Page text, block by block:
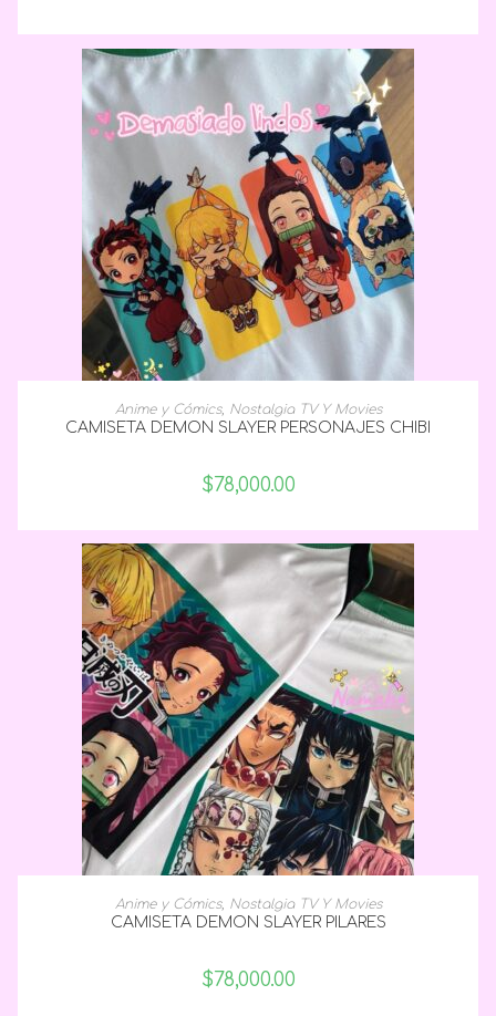
SELECCIONAR OPCIONES
Anime y Cómics, Nostalgia TV Y Movies
CAMISETA DEMON SLAYER PERSONAJES CHIBI
$78,000.00
SELECCIONAR OPCIONES
Anime y Cómics, Nostalgia TV Y Movies
CAMISETA DEMON SLAYER PILARES
$78,000.00